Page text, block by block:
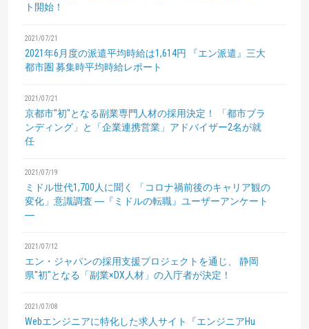
ト開始！
2021/07/21
2021年6月度の派遣平均時給は1,614円
『エン派遣』三大
都市圏 募集時平均時給レポート
2021/07/21
京都市"初"となる副業専門人材の採用決定！
「都市ブラ
ンディング」と「企業連携営業」アドバイザー2名が就
任
2021/07/19
ミドル世代1,700人に聞く
「コロナ禍前後のキャリア観の
変化」意識調査 ―『ミドルの転職』ユーザーアンケート
―
2021/07/12
エン・ジャパンの採用支援プロジェクトを通じ、
静岡
県"初"となる「副業×DX人材」の入庁者が決定！
2021/07/08
Webエンジニアに特化した求人サイト『エンジニアHu